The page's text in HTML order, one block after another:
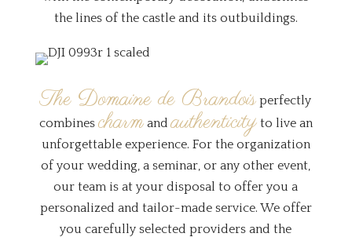
the lines of the castle and its outbuildings.
The Domaine de Brandois perfectly
combines charmandauthenticityto live an
unforgettable experience. For the organization
of your wedding, a seminar, or any other event,
our team is at your disposal to offer you a
personalized and tailor-made service. We offer
you carefully selected providers and the